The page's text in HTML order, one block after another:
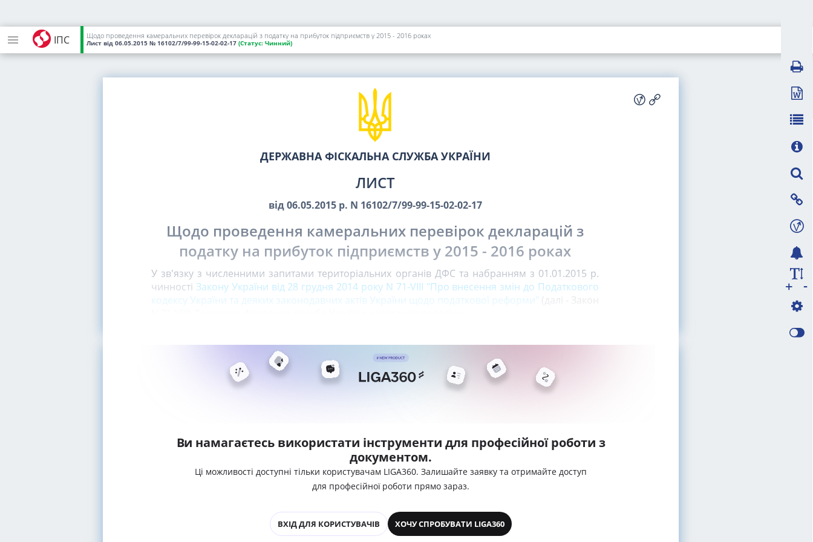
ІПС Щодо проведення камеральних перевірок декларацій з податку на прибуток підприємств у 2015 - 2016 роках
Лист від 06.05.2015 № 16102/7/99-99-15-02-02-17 (Статус: Чинний)
ДЕРЖАВНА ФІСКАЛЬНА СЛУЖБА УКРАЇНИ
ЛИСТ
від 06.05.2015 р. N 16102/7/99-99-15-02-02-17
Щодо проведення камеральних перевірок декларацій з
податку на прибуток підприємств у 2015 - 2016 роках
У зв'язку з численними запитами територіальних органів ДФС та набранням з 01.01.2015 р.
чинності Закону України від 28 грудня 2014 року N 71-VIII "Про внесення змін до Податкового
кодексу України та деяких законодавчих актів України щодо податкової реформи" (далі - Закон
Ви намагаєтесь використати інструменти для професійної роботи з
документом.
Ці можливості доступні тільки користувачам LIGA360. Залишайте заявку та отримайте доступ
для професійної роботи прямо зараз.
ВХІД ДЛЯ КОРИСТУВАЧІВ ХОЧУ СПРОБУВАТИ LIGA360
-
+